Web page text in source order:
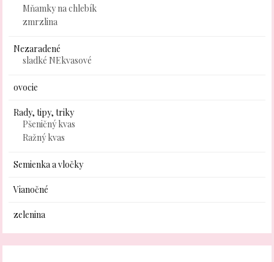
Mňamky na chlebík
zmrzlina
Nezaradené
sladké NEkvasové
ovocie
Rady, tipy, triky
Pšeničný kvas
Ražný kvas
Semienka a vločky
Vianočné
zelenina